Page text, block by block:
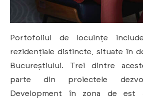
Portofoliul de locuințe
rezidențiale distincte, situate în
Bucureștiului. Trei dintre
parte din proiectele
Development în zona de est